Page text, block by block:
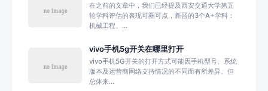
在之前的文章中，我们已经提及西安交通大学第五
轮学科评估的表现可圈可点，新晋的3个A+学科：
机械工程、...
vivo手机5g开关在哪里打开
vivo手机5G开关的打开方式可能因手机型号、系统
版本及运营商网络支持情况的不同而有所差异。但
总体来...